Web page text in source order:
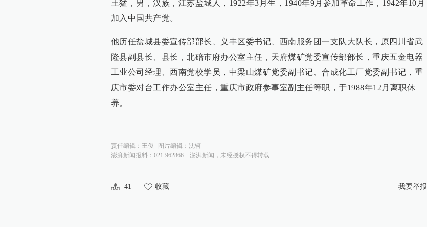
王猛，男，汉族，江苏盐城人，1922年3月生，1940年9月参加革命工作，1942年10月
加入中国共产党。
他历任盐城县委宣传部部长、义丰区委书记、西南服务团一支队大队长，原四川省武
隆县副县长、县长，北碚市府办公室主任，天府煤矿党委宣传部部长，重庆五金电器
工业公司经理、西南党校学员，中梁山煤矿党委副书记、合成化工厂党委副书记，重
庆市委对台工作办公室主任，重庆市政府参事室副主任等职，于1988年12月离职休
养。
责任编辑： 王俊 图片编辑： 沈轲
澎湃新闻报料：021-962866
澎湃新闻，未经授权不得转载
41 收藏 我要举报